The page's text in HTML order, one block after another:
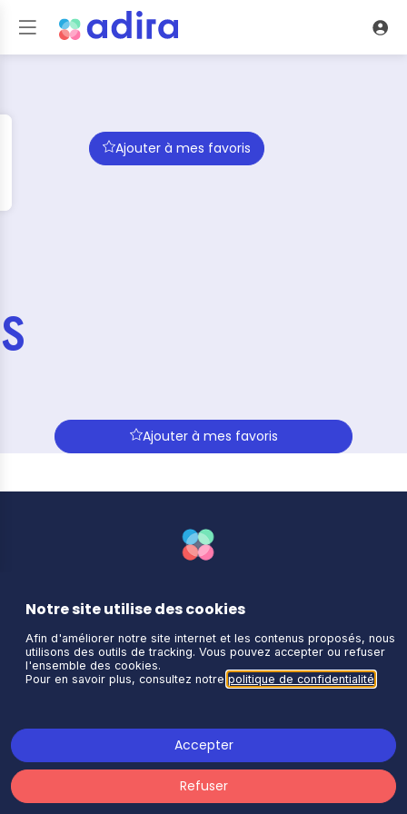
Ajouter à mes favoris
Ajouter à mes favoris
Actualités
Annuaire des
entreprises
Politique de
confidentialité
l'association
Mon compte Mentions légales Charte
Restez connectés !
Notre site utilise des cookies
Afin d'améliorer notre site internet et les contenus proposés, nous
utilisons des outils de tracking. Vous pouvez accepter ou refuser
l'ensemble des cookies.
Pour en savoir plus, consultez notre politique de confidentialité
Accepter
Refuser